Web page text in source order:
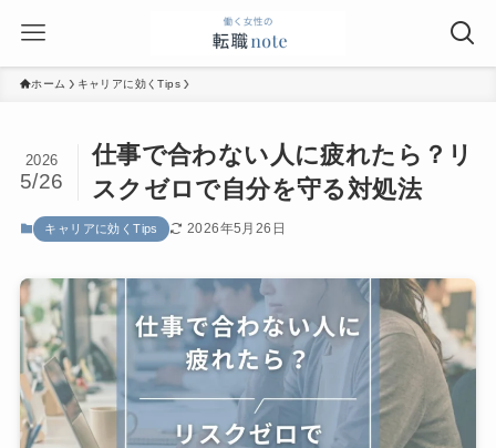
ホーム キャリアに効くTips
仕事で合わない人に疲れたら？リ
スクゼロで自分を守る対処法
2026
5/26
キャリアに効くTips 2026年5月26日